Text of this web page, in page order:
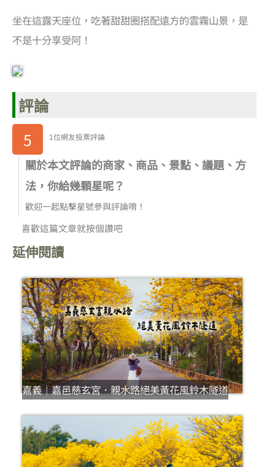
坐在這露天座位，吃著甜甜圈搭配遠方的雲霧山景，是
不是十分享受阿！
評論
5
1位網友投票評論
關於本文評論的商家、商品、景點、議題、方
法，你給幾顆星呢？
歡迎一起點擊星號參與評論唷！
喜歡這篇文章就按個讚吧
延伸閱讀
嘉義｜嘉邑慈玄宮．親水路絕美黃花風鈴木隧道